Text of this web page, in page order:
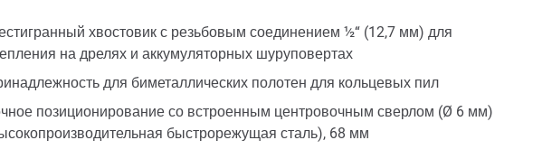
хвостовик с резьбовым соединением ½“ (12,7 мм) для
на дрелях и аккумуляторных шуруповертах
для биметаллических полотен для кольцевых пил
позиционирование со встроенным центровочным сверлом (Ø 6 мм)
быстрорежущая сталь), 68 мм